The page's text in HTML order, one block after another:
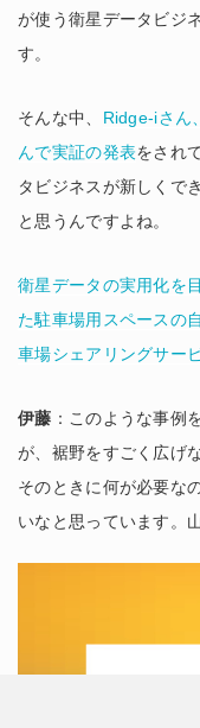
が使う衛星データビジ
す。
そんな中、 Ridge-iさん
んで実証の発表をされ
タビジネスが新しくで
と思うんですよね。
衛星データの実用化を
た駐車場用スペースの
車場シェアリングサー
伊藤 ：このような事例
が、裾野をすごく広げ
そのときに何が必要な
いなと思っています。